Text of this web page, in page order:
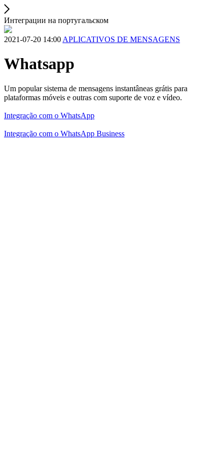
Интеграции на португальском
2021-07-20 14:00 APLICATIVOS DE MENSAGENS
Whatsapp
Um popular sistema de mensagens instantâneas grátis para
plataformas móveis e outras com suporte de voz e vídeo.
Integração com o WhatsApp
Integração com o WhatsApp Business